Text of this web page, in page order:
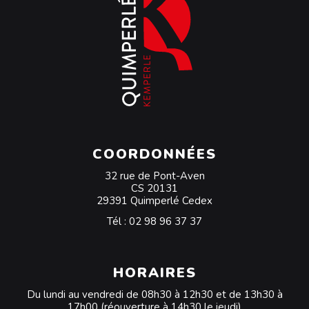
COORDONNÉES
32 rue de Pont-Aven
CS 20131
29391 Quimperlé Cedex
Tél : 02 98 96 37 37
HORAIRES
Du lundi au vendredi de 08h30 à 12h30 et de 13h30 à